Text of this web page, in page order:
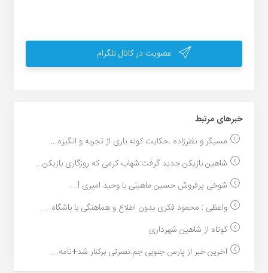
عضویت در کانال تلگرام
خبر‌های مرتبط
مسیگر و نظرزاده ،حکایت کوله باری از تجربه و انگیزه...
شاهین بازیکن جدید گرفت:شهاب کرمی که روزگاری بازیکن...
شوخی پرفروش حسین ماهینی با وحید امیری !...
واعظی : محمود فکری بدون اطلاع و هماهنگی با باشگاه ...
کوتاه از شاهین شهرداری
آخرین خبر از پارس جنوبی جم:نصرتی برکنار شد+نامه...